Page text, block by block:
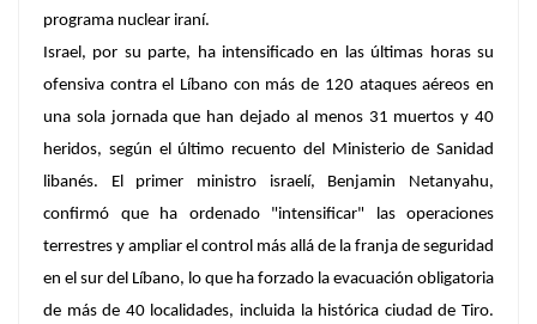
programa nuclear iraní.
Israel, por su parte, ha intensificado en las últimas horas su
ofensiva contra el Líbano con más de 120 ataques aéreos en
una sola jornada que han dejado al menos 31 muertos y 40
heridos, según el último recuento del Ministerio de Sanidad
libanés. El primer ministro israelí, Benjamin Netanyahu,
confirmó que ha ordenado "intensificar" las operaciones
terrestres y ampliar el control más allá de la franja de seguridad
en el sur del Líbano, lo que ha forzado la evacuación obligatoria
de más de 40 localidades, incluida la histórica ciudad de Tiro.